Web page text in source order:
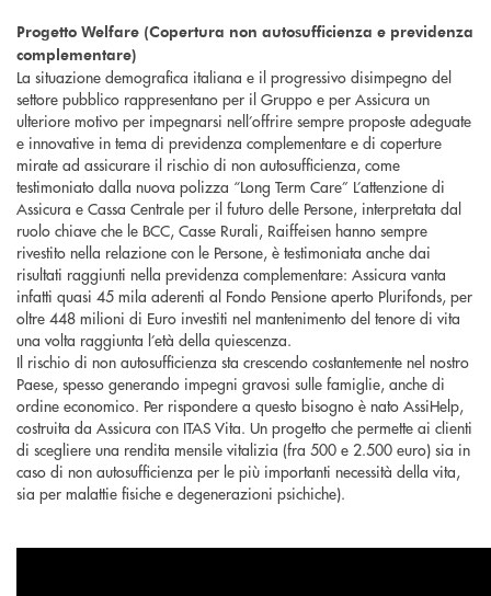
Progetto Welfare (Copertura non autosufficienza e previdenza
complementare)
La situazione demografica italiana e il progressivo disimpegno del
settore pubblico rappresentano per il Gruppo e per Assicura un
ulteriore motivo per impegnarsi nell’offrire sempre proposte adeguate
e innovative in tema di previdenza complementare e di coperture
mirate ad assicurare il rischio di non autosufficienza, come
testimoniato dalla nuova polizza “Long Term Care” L’attenzione di
Assicura e Cassa Centrale per il futuro delle Persone, interpretata dal
ruolo chiave che le BCC, Casse Rurali, Raiffeisen hanno sempre
rivestito nella relazione con le Persone, è testimoniata anche dai
risultati raggiunti nella previdenza complementare: Assicura vanta
infatti quasi 45 mila aderenti al Fondo Pensione aperto Plurifonds, per
oltre 448 milioni di Euro investiti nel mantenimento del tenore di vita
una volta raggiunta l’età della quiescenza.
Il rischio di non autosufficienza sta crescendo costantemente nel nostro
Paese, spesso generando impegni gravosi sulle famiglie, anche di
ordine economico. Per rispondere a questo bisogno è nato AssiHelp,
costruita da Assicura con ITAS Vita. Un progetto che permette ai clienti
di scegliere una rendita mensile vitalizia (fra 500 e 2.500 euro) sia in
caso di non autosufficienza per le più importanti necessità della vita,
sia per malattie fisiche e degenerazioni psichiche).